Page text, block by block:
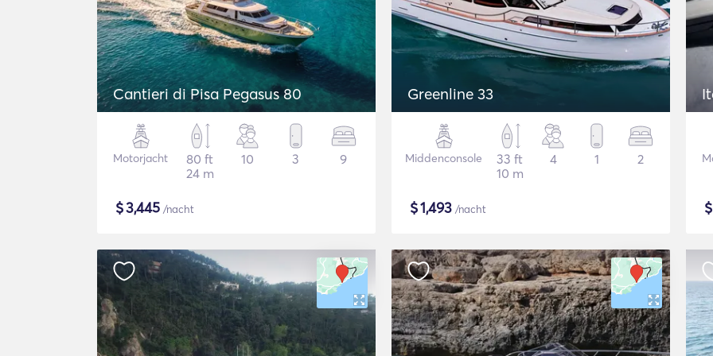
Cantieri di Pisa Pegasus 80
Motorjacht
80 ft
24 m
10 3 9
$3,445 /nacht
Greenline 33
Middenconsole
33 ft
10 m
4 1 2
$1,493 /nacht